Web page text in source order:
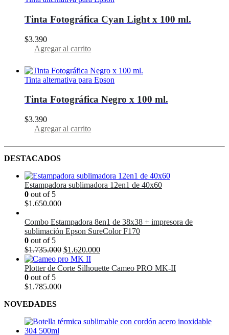
Tinta Fotográfica Cyan Light x 100 ml.
$3.390
Agregar al carrito
Tinta alternativa para Epson
Tinta Fotográfica Negro x 100 ml.
$3.390
Agregar al carrito
DESTACADOS
Estampadora sublimadora 12en1 de 40x60
0 out of 5
$1.650.000
Combo Estampadora 8en1 de 38x38 + impresora de
sublimación Epson SureColor F170
0 out of 5
$1.735.000 El
precio
original
$1.620.000El
actual
Plotter de Corte Silhouette Cameo PRO MK-II
0 out of 5
$1.785.000
NOVEDADES